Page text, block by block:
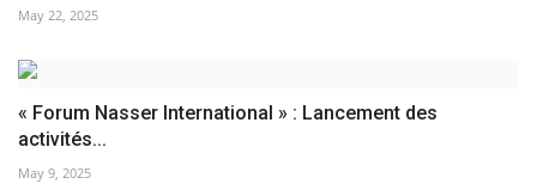
May 22, 2025
« Forum Nasser International » : Lancement des
activités...
May 9, 2025